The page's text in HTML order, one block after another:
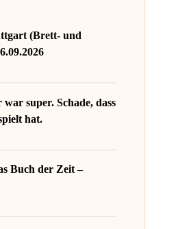
(Brett- und
war super. Schade, dass
hat.
Buch der Zeit –